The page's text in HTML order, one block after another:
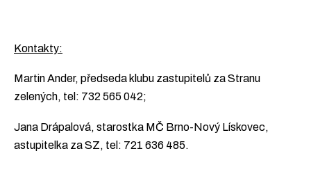
Kontakty:
Martin Ander, předseda klubu zastupitelů za Stranu
zelených, tel: 732 565 042;
Jana Drápalová, starostka MČ Brno-Nový Lískovec,
astupitelka za SZ, tel: 721 636 485.